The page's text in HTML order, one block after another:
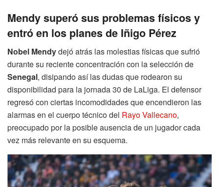
Mendy superó sus problemas físicos y
entró en los planes de Iñigo Pérez
Nobel Mendydejó atrás las molestias físicas que sufrió
durante su reciente concentración con la selección de
Senegal, disipando así las dudas que rodearon su
disponibilidad para la jornada 30 de LaLiga. El defensor
regresó con ciertas incomodidades que encendieron las
alarmas en el cuerpo técnico del Rayo Vallecano,
preocupado por la posible ausencia de un jugador cada
vez más relevante en su esquema.